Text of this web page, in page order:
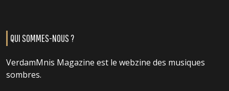
QUI SOMMES-NOUS ?
VerdamMnis Magazine est le webzine des musiques
sombres.